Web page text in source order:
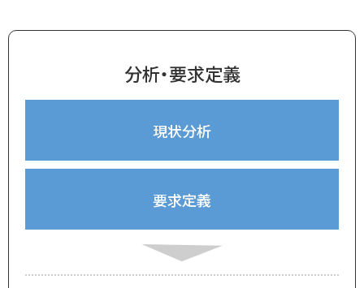
分析・要求定義
現状分析
要求定義